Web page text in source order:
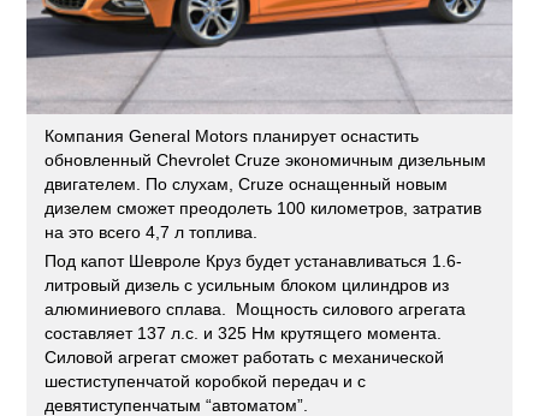
Компания General Motors планирует оснастить
обновленный Chevrolet Cruze экономичным дизельным
двигателем. По слухам, Cruze оснащенный новым
дизелем сможет преодолеть 100 километров, затратив
на это всего 4,7 л топлива.
Под капот Шевроле Круз будет устанавливаться 1.6-
литровый дизель с усильным блоком цилиндров из
алюминиевого сплава. Мощность силового агрегата
составляет 137 л.с. и 325 Нм крутящего момента.
Силовой агрегат сможет работать с механической
шестиступенчатой коробкой передач и с
девятиступенчатым “автоматом”.